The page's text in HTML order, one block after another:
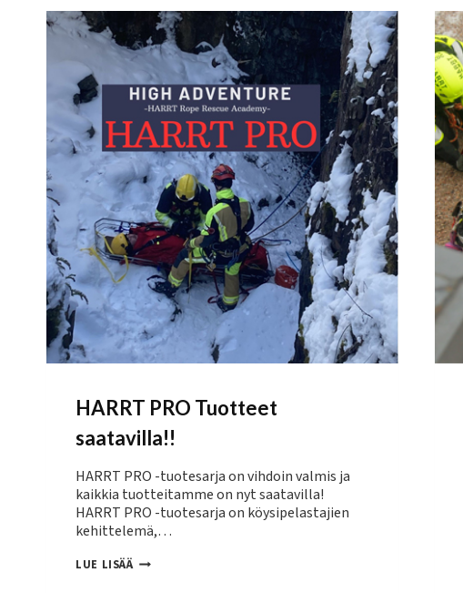
HARRT PRO Tuotteet
saatavilla!!
HARRT PRO -tuotesarja on vihdoin valmis ja
kaikkia tuotteitamme on nyt saatavilla!
HARRT PRO -tuotesarja on köysipelastajien
kehittelemä,…
LUE LISÄÄHARRT